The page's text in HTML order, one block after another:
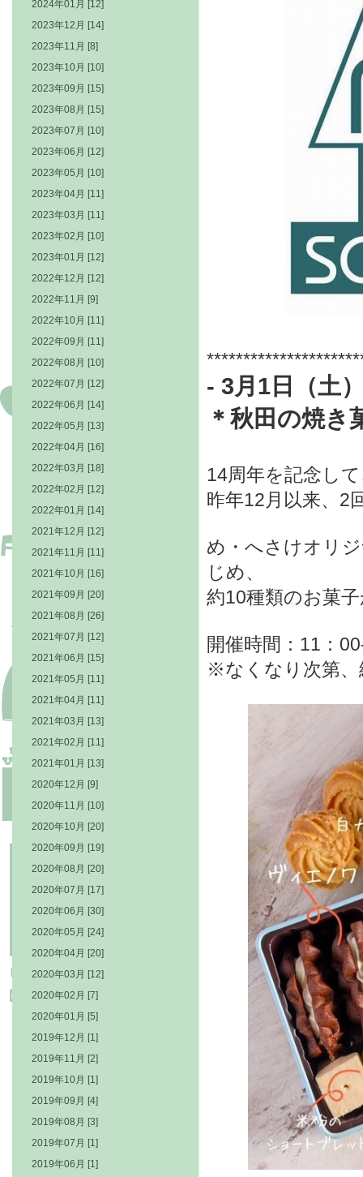
- 3月1日（土
＊ 秋田の焼き
14周年を記念し
昨年12月以来、2
め・へさけオリ
じめ、
約10種類のお菓
開催時間：11：
※なくなり次第
2024年01月 [12]
2023年12月 [14]
2023年11月 [8]
2023年10月 [10]
2023年09月 [15]
2023年08月 [15]
2023年07月 [10]
2023年06月 [12]
2023年05月 [10]
2023年04月 [11]
2023年03月 [11]
2023年02月 [10]
2023年01月 [12]
2022年12月 [12]
2022年11月 [9]
2022年10月 [11]
2022年09月 [11]
2022年08月 [10]
2022年07月 [12]
2022年06月 [14]
2022年05月 [13]
2022年04月 [16]
2022年03月 [18]
2022年02月 [12]
2022年01月 [14]
2021年12月 [12]
2021年11月 [11]
2021年10月 [16]
2021年09月 [20]
2021年08月 [26]
2021年07月 [12]
2021年06月 [15]
2021年05月 [11]
2021年04月 [11]
2021年03月 [13]
2021年02月 [11]
2021年01月 [13]
2020年12月 [9]
2020年11月 [10]
2020年10月 [20]
2020年09月 [19]
2020年08月 [20]
2020年07月 [17]
2020年06月 [30]
2020年05月 [24]
2020年04月 [20]
2020年03月 [12]
2020年02月 [7]
2020年01月 [5]
2019年12月 [1]
2019年11月 [2]
2019年10月 [1]
2019年09月 [4]
2019年08月 [3]
2019年07月 [1]
2019年06月 [1]